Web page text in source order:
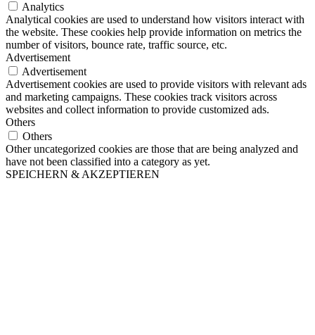
Analytics
Analytical cookies are used to understand how visitors interact with
the website. These cookies help provide information on metrics the
number of visitors, bounce rate, traffic source, etc.
Advertisement
Advertisement
Advertisement cookies are used to provide visitors with relevant ads
and marketing campaigns. These cookies track visitors across
websites and collect information to provide customized ads.
Others
Others
Other uncategorized cookies are those that are being analyzed and
have not been classified into a category as yet.
SPEICHERN & AKZEPTIEREN